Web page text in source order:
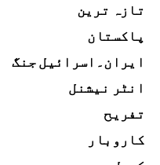
تازہ ترین
پاکستان
ایران۔اسرائیل جنگ
انٹر نیشنل
تفریح
کاروبار